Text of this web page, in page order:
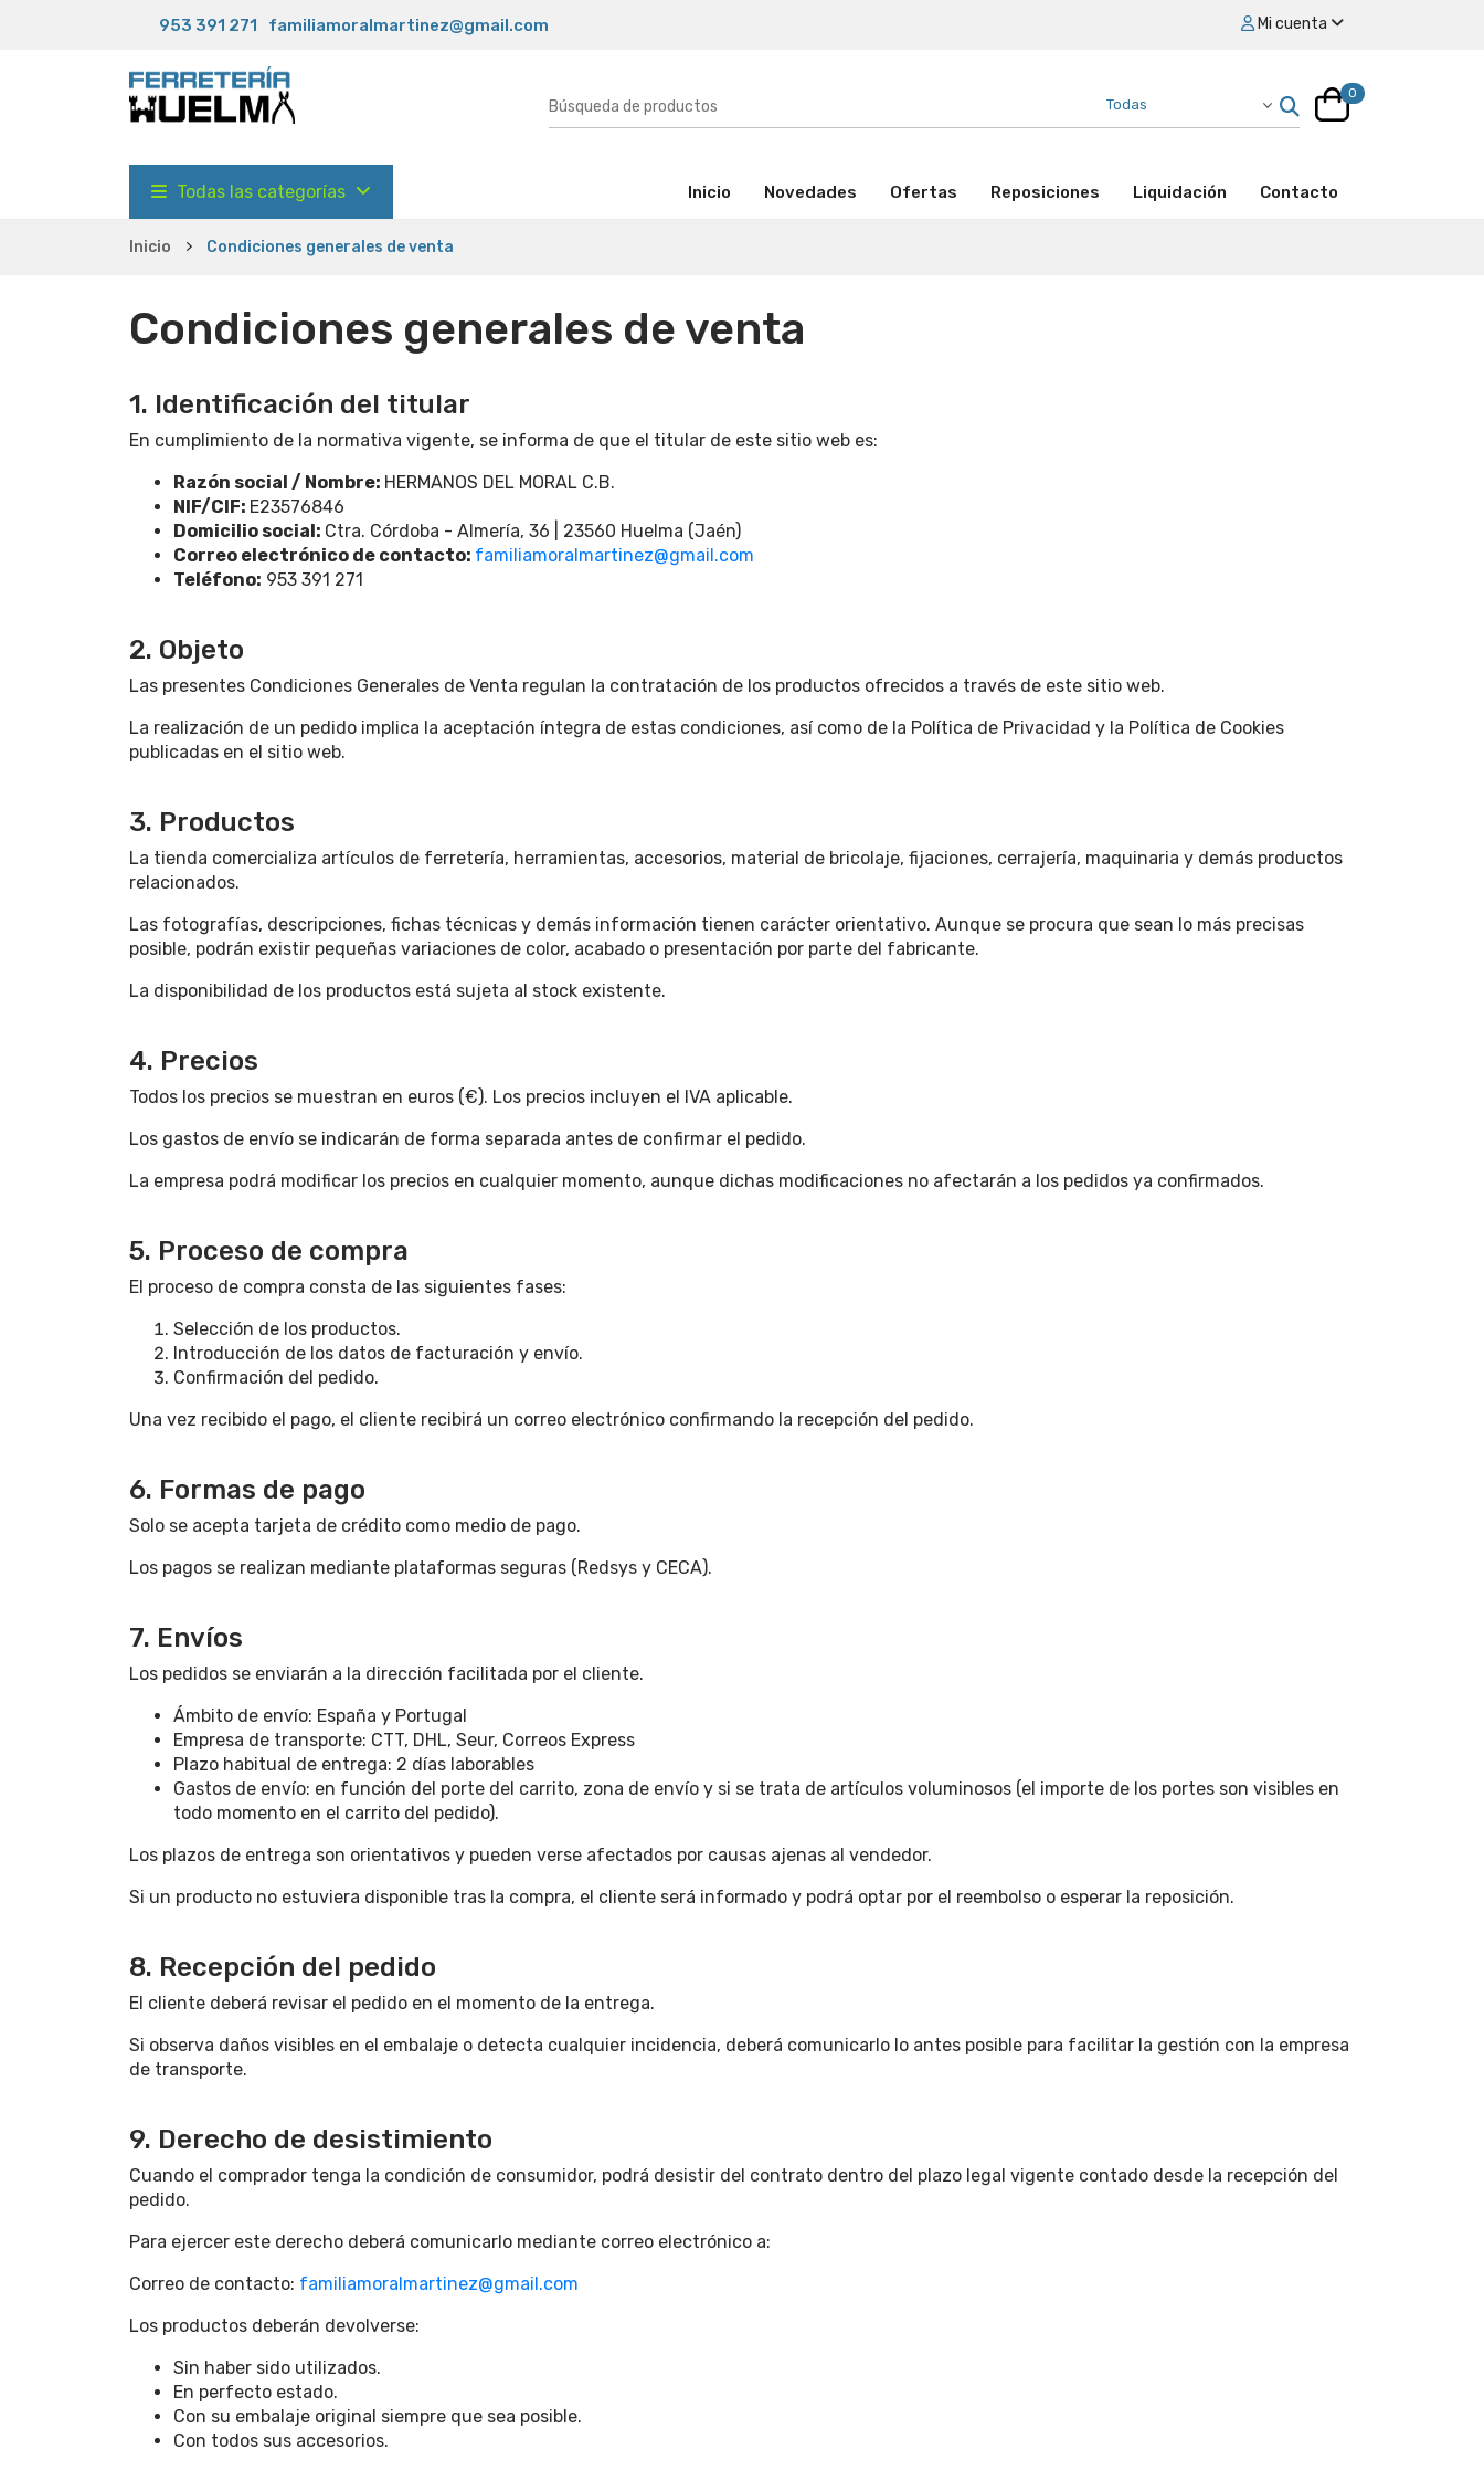
953 391 271 familiamoralmartinez@gmail.com Mi cuenta
0
Todas las categorías Inicio (activo)Novedades Ofertas Reposiciones Liquidación Contacto
Inicio Condiciones generales de venta
Condiciones generales de venta
1. Identificación del titular
En cumplimiento de la normativa vigente, se informa de que el titular de este sitio web es:
Razón social / Nombre: HERMANOS DEL MORAL C.B.
NIF/CIF: E23576846
Domicilio social: Ctra. Córdoba - Almería, 36 | 23560 Huelma (Jaén)
Correo electrónico de contacto: familiamoralmartinez@gmail.com
Teléfono: 953 391 271
2. Objeto
Las presentes Condiciones Generales de Venta regulan la contratación de los productos ofrecidos a través de este sitio web.
La realización de un pedido implica la aceptación íntegra de estas condiciones, así como de la Política de Privacidad y la Política de Cookies
publicadas en el sitio web.
3. Productos
La tienda comercializa artículos de ferretería, herramientas, accesorios, material de bricolaje, fijaciones, cerrajería, maquinaria y demás productos
relacionados.
Las fotografías, descripciones, fichas técnicas y demás información tienen carácter orientativo. Aunque se procura que sean lo más precisas
posible, podrán existir pequeñas variaciones de color, acabado o presentación por parte del fabricante.
La disponibilidad de los productos está sujeta al stock existente.
4. Precios
Todos los precios se muestran en euros (€). Los precios incluyen el IVA aplicable.
Los gastos de envío se indicarán de forma separada antes de confirmar el pedido.
La empresa podrá modificar los precios en cualquier momento, aunque dichas modificaciones no afectarán a los pedidos ya confirmados.
5. Proceso de compra
El proceso de compra consta de las siguientes fases:
Selección de los productos.
Introducción de los datos de facturación y envío.
Confirmación del pedido.
Una vez recibido el pago, el cliente recibirá un correo electrónico confirmando la recepción del pedido.
6. Formas de pago
Solo se acepta tarjeta de crédito como medio de pago.
Los pagos se realizan mediante plataformas seguras (Redsys y CECA).
7. Envíos
Los pedidos se enviarán a la dirección facilitada por el cliente.
Ámbito de envío: España y Portugal
Empresa de transporte: CTT, DHL, Seur, Correos Express
Plazo habitual de entrega: 2 días laborables
Gastos de envío: en función del porte del carrito, zona de envío y si se trata de artículos voluminosos (el importe de los portes son visibles en
todo momento en el carrito del pedido).
Los plazos de entrega son orientativos y pueden verse afectados por causas ajenas al vendedor.
Si un producto no estuviera disponible tras la compra, el cliente será informado y podrá optar por el reembolso o esperar la reposición.
8. Recepción del pedido
El cliente deberá revisar el pedido en el momento de la entrega.
Si observa daños visibles en el embalaje o detecta cualquier incidencia, deberá comunicarlo lo antes posible para facilitar la gestión con la empresa
de transporte.
9. Derecho de desistimiento
Cuando el comprador tenga la condición de consumidor, podrá desistir del contrato dentro del plazo legal vigente contado desde la recepción del
pedido.
Para ejercer este derecho deberá comunicarlo mediante correo electrónico a:
Correo de contacto: familiamoralmartinez@gmail.com
Los productos deberán devolverse:
Sin haber sido utilizados.
En perfecto estado.
Con su embalaje original siempre que sea posible.
Con todos sus accesorios.